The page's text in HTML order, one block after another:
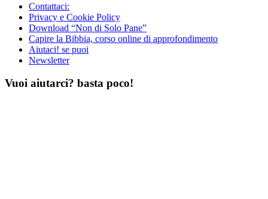
Contattaci:
Privacy e Cookie Policy
Download “Non di Solo Pane”
Capire la Bibbia, corso online di approfondimento
Aiutaci! se puoi
Newsletter
Vuoi aiutarci? basta poco!